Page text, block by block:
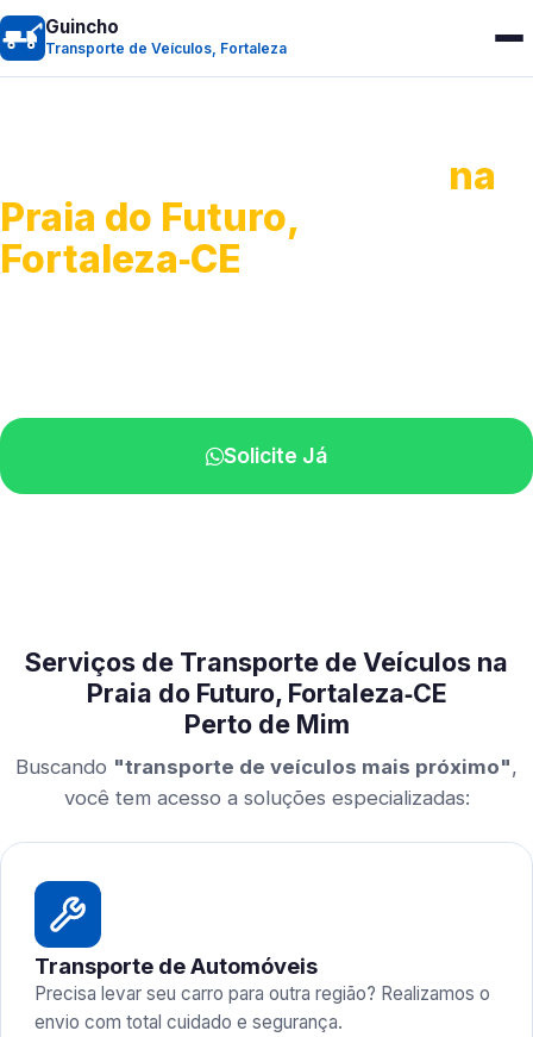
Guincho
Transporte de Veículos, Fortaleza
na
Praia do Futuro,
Fortaleza‑CE
Solicite Já
Serviços de Transporte de Veículos na
Praia do Futuro, Fortaleza‑CE
Perto de Mim
Buscando "transporte de veículos mais próximo",
você tem acesso a soluções especializadas:
Transporte de Automóveis
Precisa levar seu carro para outra região? Realizamos o
envio com total cuidado e segurança.